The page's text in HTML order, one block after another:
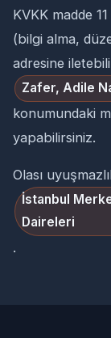
KVKK madde
(bilgi alma,
adresine
Zafer, Adile
konumundaki
yapabilirsiniz.
Olası
İstanbul
Daireleri
.